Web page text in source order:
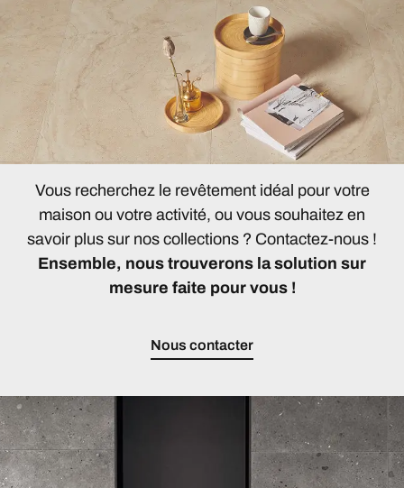
Vous recherchez le revêtement idéal pour votre
maison ou votre activité, ou vous souhaitez en
savoir plus sur nos collections ? Contactez-nous !
Ensemble, nous trouverons la solution sur
mesure faite pour vous !
Nous contacter